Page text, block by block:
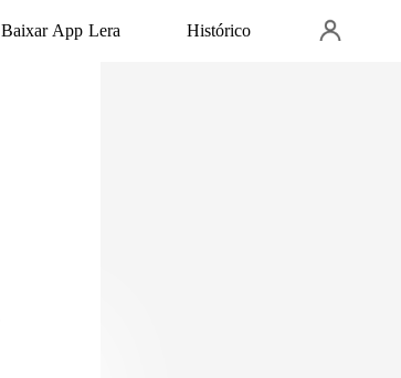
Baixar App Lera Histórico